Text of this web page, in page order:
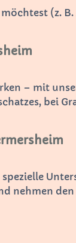
(z.
– mit
bei
spezielle
nehmen